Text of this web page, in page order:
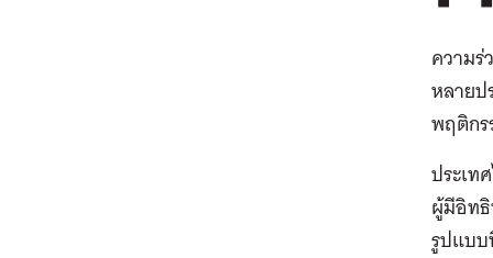
ความ
หลายป
พฤติก
ประเท
ผู้มีอิทธิ
รูปแบบ